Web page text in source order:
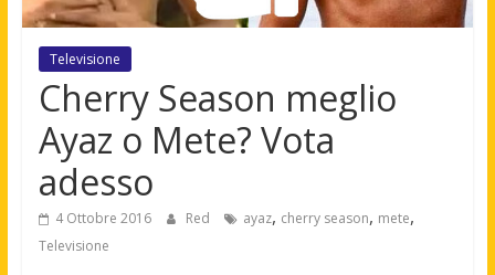
Televisione
Cherry Season meglio
Ayaz o Mete? Vota
adesso
4 Ottobre 2016 Red ayaz, cherry season, mete,
Televisione